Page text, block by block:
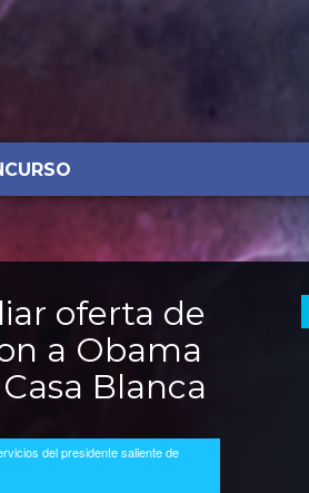
oferta de
a Obama
Blanca
del presidente saliente de